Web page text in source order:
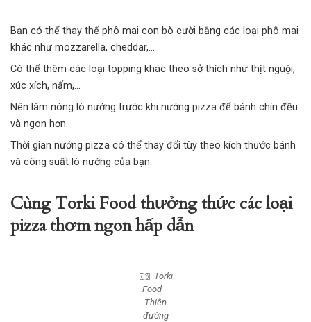
Bạn có thể thay thế phô mai con bò cười bằng các loại phô mai
khác như mozzarella, cheddar,…
Có thể thêm các loại topping khác theo sở thích như thịt nguội,
xúc xích, nấm,…
Nên làm nóng lò nướng trước khi nướng pizza để bánh chín đều
và ngon hơn.
Thời gian nướng pizza có thể thay đổi tùy theo kích thước bánh
và công suất lò nướng của bạn.
Cùng Torki Food thưởng thức các loại
pizza thơm ngon hấp dẫn
Torki
Food –
Thiên
đường